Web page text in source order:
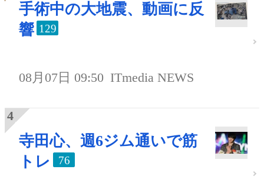
手術中の大地震、動画に反
響 129
08月07日 09:50 ITmedia NEWS
寺田心、週6ジム通いで筋
トレ
76